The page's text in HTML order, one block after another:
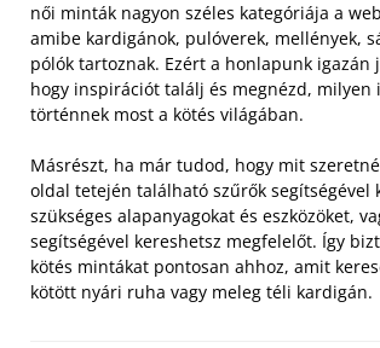
női minták nagyon széles kategóriája a
amibe kardigánok, pulóverek, mellények,
pólók tartoznak. Ezért a honlapunk igazán
hogy inspirációt találj és megnézd, milyen
történnek most a kötés világában.
Másrészt, ha már tudod, hogy mit
oldal tetején található szűrők segítségével
szükséges alapanyagokat és eszközöket,
segítségével kereshetsz megfelelőt. Így
kötés mintákat pontosan ahhoz, amit
kötött nyári ruha vagy meleg téli kardigán.